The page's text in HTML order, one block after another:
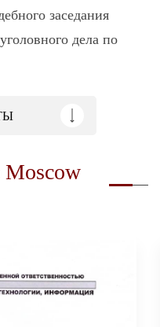
заседания
дела по
Moscow